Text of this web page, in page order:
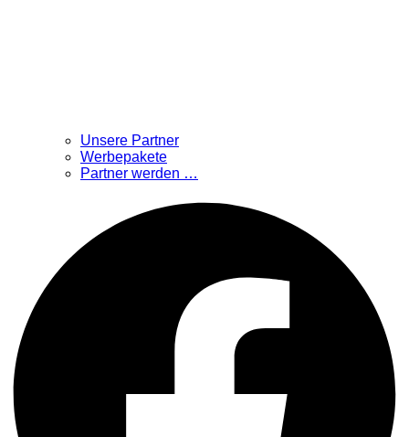
Unsere Partner
Werbepakete
Partner werden …